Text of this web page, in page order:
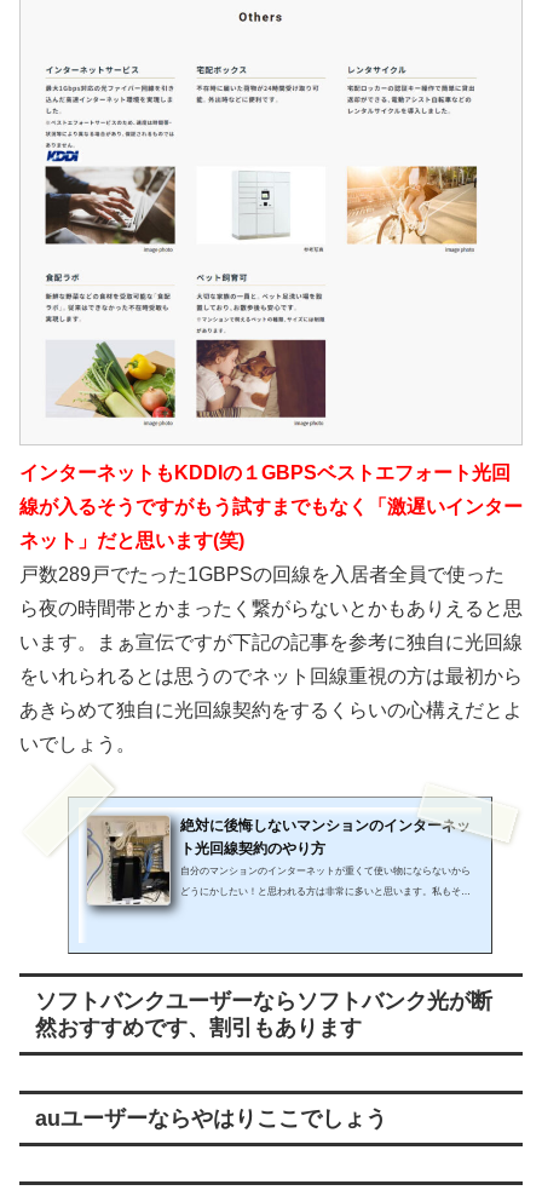
インターネットもKDDIの１GBPSベストエフォート光回
線が入るそうですがもう試すまでもなく「激遅いインター
ネット」だと思います(笑)
戸数289戸でたった1GBPSの回線を入居者全員で使った
ら夜の時間帯とかまったく繋がらないとかもありえると思
います。まぁ宣伝ですが下記の記事を参考に独自に光回線
をいれられるとは思うのでネット回線重視の方は最初から
あきらめて独自に光回線契約をするくらいの心構えだとよ
いでしょう。
絶対に後悔しないマンションのインターネッ
ト光回線契約のやり方
自分のマンションのインターネットが重くて使い物にならないから
どうにかしたい！と思われる方は非常に多いと思います。私もそう
ますがどこもすべからず重いです(笑)。もはやインターネットはwifi
も含めて日常的に使うものが当たり前で日々その需要(トラフィッ
ク)は増すことはあっても減ることは絶対にありません。にもかかわ
らずマンションデベロッパーはあまりこの部分には力をいれてくれ
ません(ここにコ...
ソフトバンクユーザーならソフトバンク光が断
然おすすめです、割引もあります
auユーザーならやはりここでしょう